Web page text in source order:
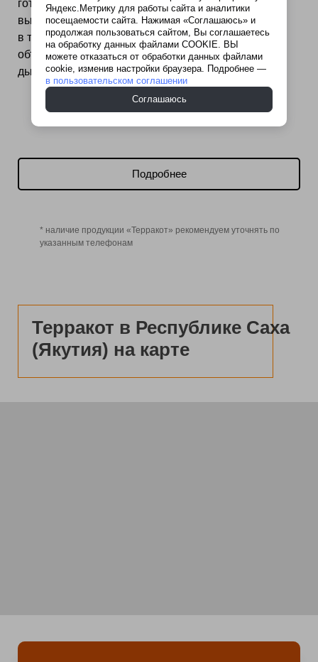
готовый состав для обеспечения
высококачественной и надежной кладки кирпичей
в топочных и иных горячих зонах нагреваемых
объектов (печей, каминов, мангалов, барбекю,
дымоходов).
Подробнее
Терракот в Республике Саха
(Якутия) на карте
* наличие продукции «Терракот» рекомендуем уточнять по
указанным телефонам
Яндекс.Метрику для работы сайта и аналитики
посещаемости сайта. Нажимая «Соглашаюсь» и
продолжая пользоваться сайтом, Вы соглашаетесь
на обработку данных файлами COOKIE. ВЫ
можете отказаться от обработки данных файлами
cookie, изменив настройки браузера. Подробнее —
в пользовательском соглашении
Соглашаюсь